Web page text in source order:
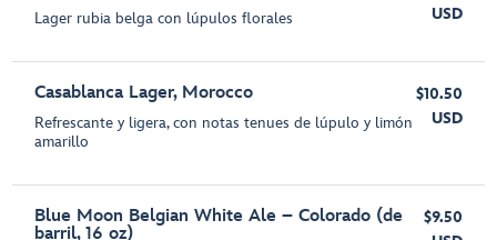
Lager rubia belga con lúpulos florales
USD
Casablanca Lager, Morocco
Refrescante y ligera, con notas tenues de lúpulo y limón
amarillo
$10.50
USD
Blue Moon Belgian White Ale – Colorado (de
barril, 16 oz)
$9.50